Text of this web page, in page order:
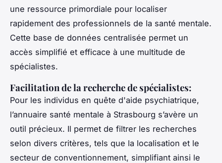
une ressource primordiale pour localiser
rapidement des professionnels de la santé mentale.
Cette base de données centralisée permet un
accès simplifié et efficace à une multitude de
spécialistes.
Facilitation de la recherche de spécialistes:
Pour les individus en quête d'aide psychiatrique,
l’annuaire santé mentale à Strasbourg s’avère un
outil précieux. Il permet de filtrer les recherches
selon divers critères, tels que la localisation et le
secteur de conventionnement, simplifiant ainsi le